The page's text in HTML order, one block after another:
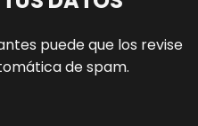
puede que los revise
de spam.